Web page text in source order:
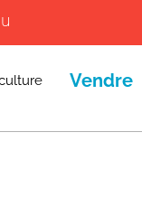
ROUEN, TROYES ET
Vendre